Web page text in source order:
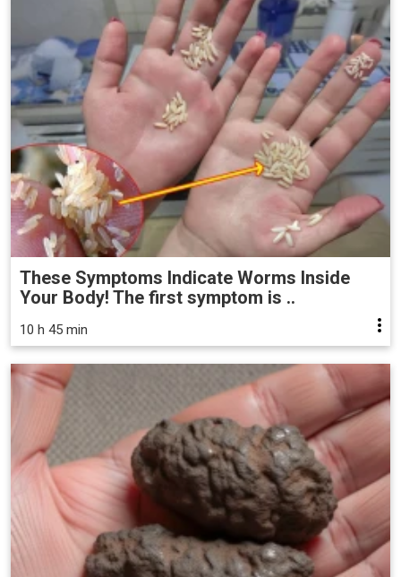
These Symptoms Indicate Worms Inside
Your Body! The first symptom is ..
10 h 45 min